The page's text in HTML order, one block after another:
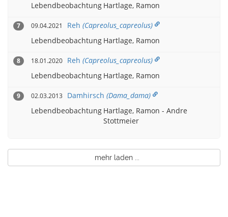
Lebendbeobachtung Hartlage, Ramon
7 09.04.2021 Reh(Capreolus_capreolus)
Lebendbeobachtung Hartlage, Ramon
8 18.01.2020 Reh(Capreolus_capreolus)
Lebendbeobachtung Hartlage, Ramon
9 02.03.2013 Damhirsch(Dama_dama)
Lebendbeobachtung Hartlage, Ramon - Andre
Stottmeier
mehr laden ...